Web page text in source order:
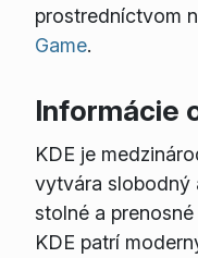
prostredníctvom
Game.
Informácie
KDE je
vytvára slobodný
stolné a
KDE patrí